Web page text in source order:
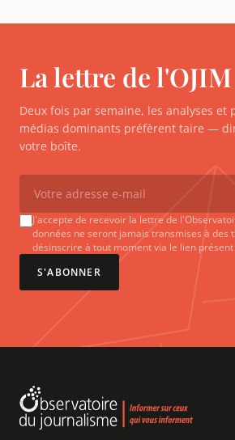
La lettre de l'OJIM
Deux fois par semaine, les analyses et
médias dominants préfèrent taire —
votre boîte.
J'accepte de recevoir la lettre de
données ne seront jamais transmises à des
désinscrire à tout moment via le lien
S'ABONNER